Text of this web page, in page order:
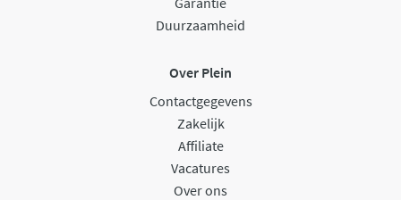
Duurzaamheid
Over Plein
Contactgegevens
Zakelijk
Affiliate
Vacatures
Over ons